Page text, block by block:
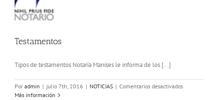
Testamentos
Tipos de testamentos Notaría Manises le informa de los [...]
Por admin | julio 7th, 2016 | NOTICIAS | Comentarios desactivadosen
Más información